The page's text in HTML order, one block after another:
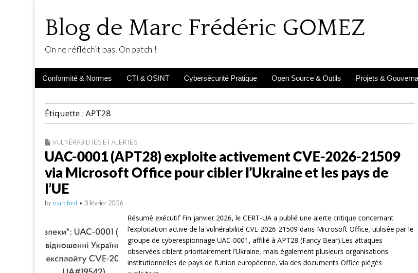
Blog de Marc Frédéric GOMEZ
On ne réfléchit pas. On patch !
Main
Skip
Conformité & Normes CTI & OSINT Cybersécurité Pratique Open Source & Outils Projets &
Étiquette : APT28
VULNÉRABILITÉS ET ALERTES
UAC-0001 (APT28) exploite activement CVE-2026-21509
via Microsoft Office pour cibler l’Ukraine et les pays de
l’UE
by marcfred • 3 février 2026
Résumé exécutif Fin janvier 2026, le CERT-UA a publié une alerte critique concernant
l’exploitation active de la vulnérabilité CVE-2026-21509 dans Microsoft Office, utilisée par le
groupe de cyberespionnage UAC-0001, affilié à APT28 (Fancy Bear).Les attaques
observées ciblent prioritairement l’Ukraine, mais également plusieurs organisations
institutionnelles de pays de l’Union européenne, via des documents Office piégés